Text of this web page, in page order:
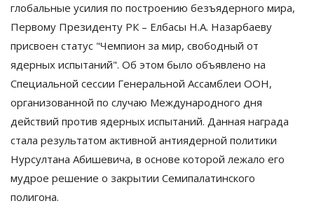
глобальные усилия по построению безъядерного мира,
Первому Президенту РК – Елбасы Н.А. Назарбаеву
присвоен статус "Чемпион за мир, свободный от
ядерных испытаний". Об этом было объявлено на
Специальной сессии Генеральной Ассамблеи ООН,
организованной по случаю Международного дня
действий против ядерных испытаний. Данная награда
стала результатом активной антиядерной политики
Нурсултана Абишевича, в основе которой лежало его
мудрое решение о закрытии Семипалатинского
полигона.